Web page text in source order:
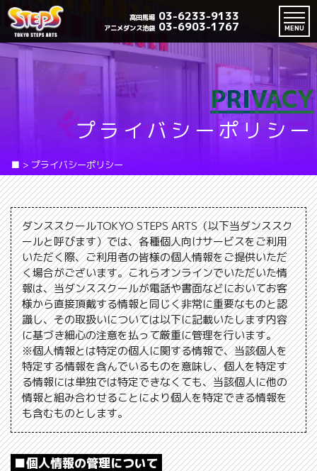
高田馬場 03-6233-9133
アニメダンス池袋 03-6903-1767 MENU
PRIVACY
プライバシーポリシー
■ > プライバシーポリシー
ダンススクールTOKYO STEPS ARTS（以下当ダンススク
ールと呼びます）では、各種個人向けサービスをご利用
いただく際、ご利用者の皆様の個人情報をご提供いただ
く場合がございます。これらオンラインでいただいた情
報は、当ダンススクールが電話や書面などにおいてお客
様から直接頂戴する情報と同じく非常に重要なものと認
識し、その取扱いについては以下に記載いたします内容
に基づき細心の注意を払って厳重に管理を行います。
※個人情報とは特定の個人に関する情報で、当該個人を
特定する情報を含んでいるものを意味し、個人を特定す
る情報には単独では特定できなくても、当該個人に他の
情報と組み合わせることにより個人を特定できる情報を
も含むものとします。
■個人情報の管理について